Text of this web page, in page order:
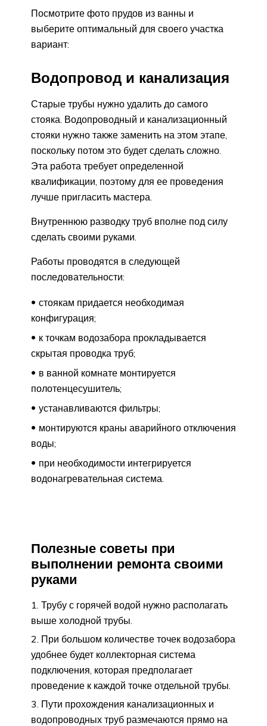
Посмотрите фото прудов из ванны и
выберите оптимальный для своего участка
вариант:
Водопровод и канализация
Старые трубы нужно удалить до самого
стояка. Водопроводный и канализационный
стояки нужно также заменить на этом этапе,
поскольку потом это будет сделать сложно.
Эта работа требует определенной
квалификации, поэтому для ее проведения
лучше пригласить мастера.
Внутреннюю разводку труб вполне под силу
сделать своими руками.
Работы проводятся в следующей
последовательности:
стоякам придается необходимая
конфигурация;
к точкам водозабора прокладывается
скрытая проводка труб;
в ванной комнате монтируется
полотенцесушитель;
устанавливаются фильтры;
монтируются краны аварийного отключения
воды;
при необходимости интегрируется
водонагревательная система.
Полезные советы при
выполнении ремонта своими
руками
Трубу с горячей водой нужно располагать
выше холодной трубы.
При большом количестве точек водозабора
удобнее будет коллекторная система
подключения, которая предполагает
проведение к каждой точке отдельной трубы.
Пути прохождения канализационных и
водопроводных труб размечаются прямо на